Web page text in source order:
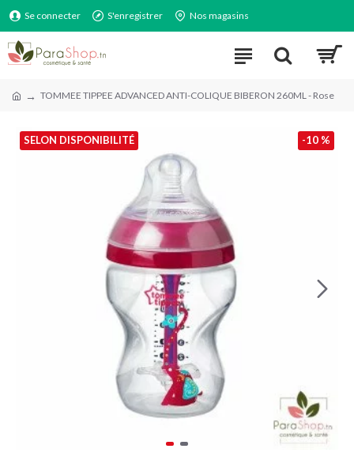
Se connecter S'enregistrer Nos magasins
TOMMEE TIPPEE ADVANCED ANTI-COLIQUE BIBERON 260ML - Rose
-10 %
SELON DISPONIBILITÉ